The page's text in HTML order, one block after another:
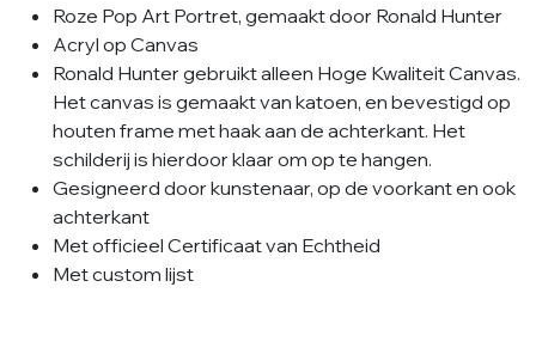
Roze Pop Art Portret, gemaakt door Ronald Hunter
Acryl op Canvas
Ronald Hunter gebruikt alleen Hoge Kwaliteit Canvas.
Het canvas is gemaakt van katoen, en bevestigd op
houten frame met haak aan de achterkant. Het
schilderij is hierdoor klaar om op te hangen.
Gesigneerd door kunstenaar, op de voorkant en ook
achterkant
Met officieel Certificaat van Echtheid
Met custom lijst